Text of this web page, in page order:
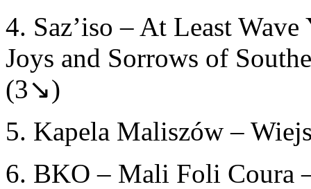
4. Saz’iso – At Least
Joys and Sorrows of
(3↘)
5. Kapela Maliszów –
6. BKO – Mali Foli Coura